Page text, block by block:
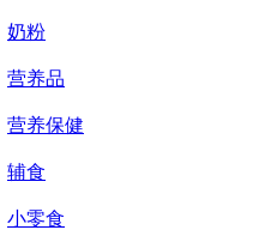
奶粉
营养品
营养保健
辅食
小零食